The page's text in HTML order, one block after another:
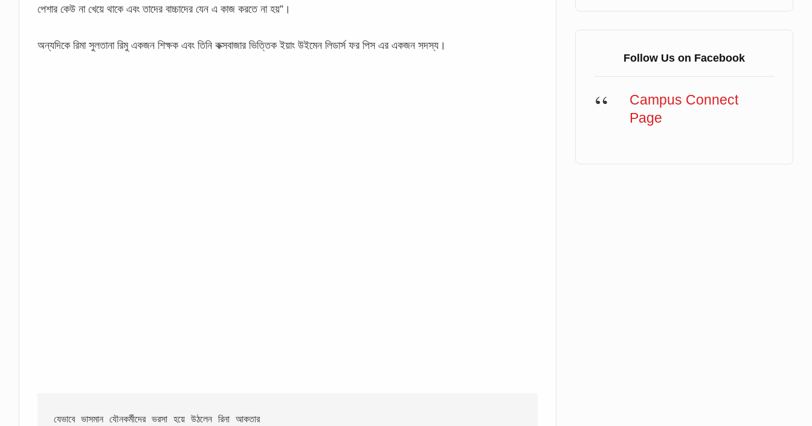
পেশার কেউ না খেয়ে থাকে এবং তাদের বাচ্চাদের যেন এ কাজ করতে না হয়”।
অন্যদিকে রিমা সুলতানা রিমু একজন শিক্ষক এবং তিনি কক্সবাজার ভিত্তিক ইয়াং উইমেন লিডার্স ফর পিস এর একজন সদস্য।
যেভাবে ভাসমান যৌনকর্মীদের ভরসা হয়ে উঠলেন রিনা আকতার
Follow Us on Facebook
Campus Connect
Page